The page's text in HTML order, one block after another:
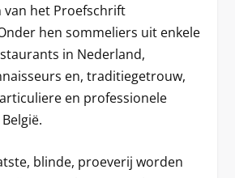
van het Proefschrift
hen sommeliers uit enkele
in Nederland,
en, traditiegetrouw,
en professionele
blinde, proeverij worden